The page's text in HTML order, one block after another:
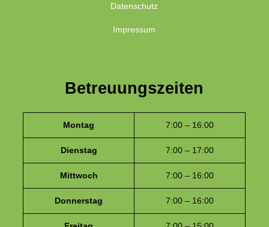
Datenschutz
Impressum
Betreuungszeiten
Montag 7:00 – 16:00
Dienstag 7:00 – 17:00
Mittwoch 7:00 – 16:00
Donnerstag 7:00 – 16:00